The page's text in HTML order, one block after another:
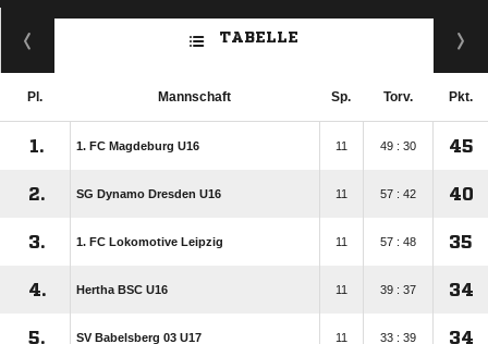
ANZEIGE
TABELLE
Pl. Mannschaft Sp. Torv. Pkt.
1. 1. FC Magdeburg U16 11 49 : 30 45
2. SG Dynamo Dresden U16 11 57 : 42 40
3. 1. FC Lokomotive Leipzig 11 57 : 48 35
4. Hertha BSC U16 11 39 : 37 34
5. SV Babelsberg 03 U17 11 33 : 39 34